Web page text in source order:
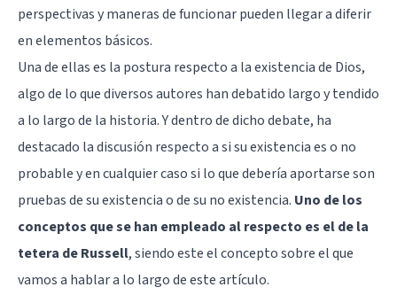
perspectivas y maneras de funcionar pueden llegar a diferir
en elementos básicos.
Una de ellas es la postura respecto a la existencia de Dios,
algo de lo que diversos autores han debatido largo y tendido
a lo largo de la historia. Y dentro de dicho debate, ha
destacado la discusión respecto a si su existencia es o no
probable y en cualquier caso si lo que debería aportarse son
pruebas de su existencia o de su no existencia. Uno de los
conceptos que se han empleado al respecto es el de la
tetera de Russell, siendo este el concepto sobre el que
vamos a hablar a lo largo de este artículo.